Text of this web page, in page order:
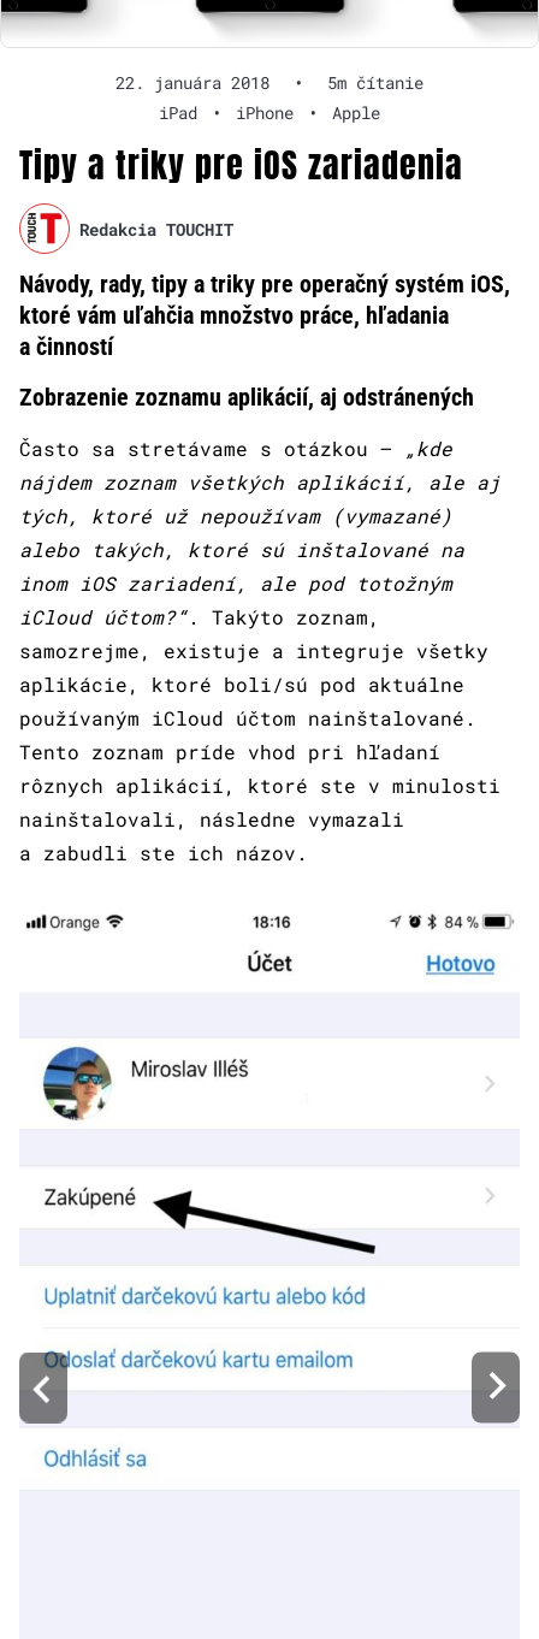
22. januára 2018 •
5m čítanie
iPad
• iPhone • Apple
Tipy a triky pre iOS zariadenia
Redakcia TOUCHIT
Návody, rady, tipy a triky pre operačný systém iOS,
ktoré vám uľahčia množstvo práce, hľadania
a činností
Zobrazenie zoznamu aplikácií, aj odstránených
Často sa stretávame s otázkou –
„kde
nájdem zoznam všetkých aplikácií, ale aj
tých, ktoré už nepoužívam (vymazané)
alebo takých, ktoré sú inštalované na
inom iOS zariadení, ale pod totožným
iCloud účtom?“. Takýto zoznam,
samozrejme, existuje a integruje všetky
aplikácie, ktoré boli/sú pod aktuálne
používaným iCloud účtom nainštalované.
Tento zoznam príde vhod pri hľadaní
rôznych aplikácií, ktoré ste v minulosti
nainštalovali, následne vymazali
a zabudli ste ich názov.